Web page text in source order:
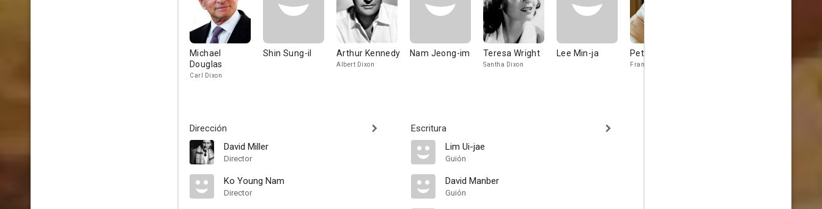
Michael
Douglas
Carl Dixon
Shin Sung-il Arthur Kennedy
Albert Dixon
Nam Jeong-im Teresa Wright
Santha Dixon
Lee Min-ja Peter Strauss
Frank Dixon
Dirección
David Miller
Director
Ko Young Nam
Director
Escritura
Lim Ui-jae
Guión
David Manber
Guión